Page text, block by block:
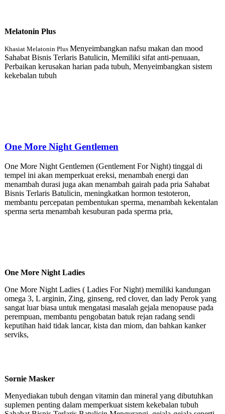
Melatonin Plus
Khasiat Melatonin Plus Menyeimbangkan nafsu makan dan mood
Sahabat Bisnis Terlaris Batulicin, Memiliki sifat anti-penuaan,
Perbaikan kerusakan harian pada tubuh, Menyeimbangkan sistem
kekebalan tubuh
One More Night Gentlemen
One More Night Gentlemen (Gentlement For Night) tinggal di
tempel ini akan memperkuat ereksi, menambah energi dan
menambah durasi juga akan menambah gairah pada pria Sahabat
Bisnis Terlaris Batulicin, meningkatkan hormon testoteron,
membantu percepatan pembentukan sperma, menambah kekentalan
sperma serta menambah kesuburan pada sperma pria,
One More Night Ladies
One More Night Ladies ( Ladies For Night) memiliki kandungan
omega 3, L arginin, Zing, ginseng, red clover, dan lady Perok yang
sangat luar biasa untuk mengatasi masalah gejala menopause pada
perempuan, membantu pengobatan batuk rejan radang sendi
keputihan haid tidak lancar, kista dan miom, dan bahkan kanker
serviks,
Sornie Masker
Menyediakan tubuh dengan vitamin dan mineral yang dibutuhkan
suplemen penting dalam memperkuat sistem kekebalan tubuh